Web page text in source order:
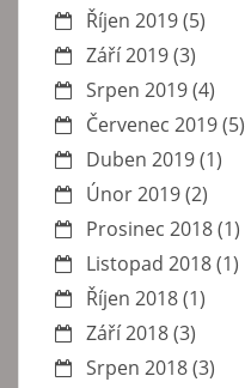
Říjen 2019(5)
Září 2019(3)
Srpen 2019(4)
Červenec 2019(5)
Duben 2019(1)
Únor 2019(2)
Prosinec 2018(1)
Listopad 2018(1)
Říjen 2018(1)
Září 2018(3)
Srpen 2018(3)